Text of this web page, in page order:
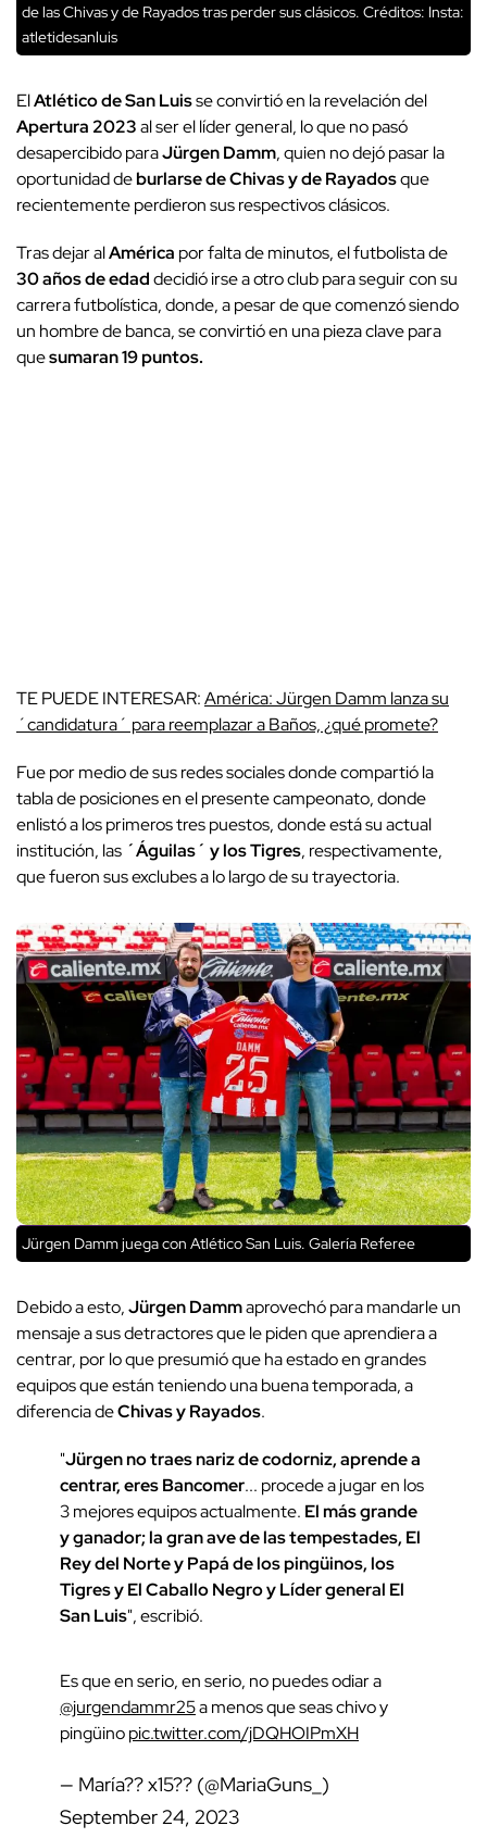
de las Chivas y de Rayados tras perder sus clásicos. Créditos: Insta:
atletidesanluis
ElAtlético de San Luisse convirtió en la revelación del
Apertura 2023al ser el líder general, lo que no pasó
desapercibido paraJürgen Damm, quien no dejó pasar la
oportunidad deburlarse de Chivas y de Rayadosque
recientemente perdieron sus respectivos clásicos.
Tras dejar alAmérica por falta de minutos, el futbolista de
30 años de edaddecidió irse a otro club para seguir con su
carrera futbolística, donde, a pesar de que comenzó siendo
un hombre de banca, se convirtió en una pieza clave para
quesumaran 19 puntos.
TE PUEDE INTERESAR:América: Jürgen Damm lanza su
´candidatura´ para reemplazar a Baños, ¿qué promete?
Fue por medio de sus redes sociales donde compartió la
tabla de posiciones en el presente campeonato, donde
enlistó a los primeros tres puestos, donde está su actual
institución, las ´Águilas´ y los Tigres, respectivamente,
que fueron sus exclubes a lo largo de su trayectoria.
Jürgen Damm juega con Atlético San Luis. Galería Referee
Debido a esto,Jürgen Dammaprovechó para mandarle un
mensaje a sus detractores que le piden que aprendiera a
centrar, por lo que presumió que ha estado en grandes
equipos que están teniendo una buena temporada, a
diferencia deChivas y Rayados.
"Jürgen no traes nariz de codorniz, aprende a
centrar, eres Bancomer... procede a jugar en los
3 mejores equipos actualmente. El más grande
y ganador; la gran ave de las tempestades, El
Rey del Norte y Papá de los pingüinos, los
Tigres y El Caballo Negro y Líder general El
San Luis", escribió.
Es que en serio, en serio, no puedes odiar a
@jurgendammr25a menos que seas chivo y
pingüinopic.twitter.com/jDQHOIPmXH
— María?? x15?? (@MariaGuns_)
September 24, 2023